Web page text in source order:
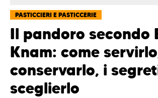
PASTICCIERI E PASTICCERIE
Il pandoro secondo
Knam: come
conservarlo, i
sceglierlo